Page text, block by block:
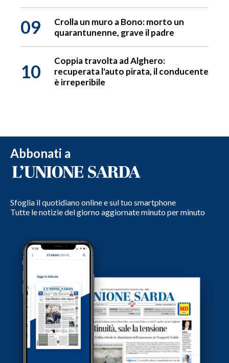
09
Crolla un muro a Bono: morto un
quarantunenne, grave il padre
10
Coppia travolta ad Alghero:
recuperata l'auto pirata, il conducente
è irreperibile
Abbonati a
Sfoglia il quotidiano online e sul tuo smartphone
Tutte le notizie del giorno aggiornate minuto per minuto